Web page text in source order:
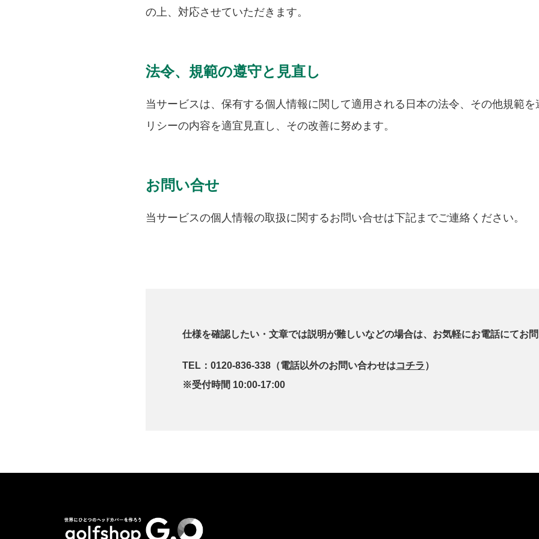
の上、対応させていただきます。
法令、規範の遵守と見直し
当サービスは、保有する個人情報に関して適用される日本の法令、その他規範
リシーの内容を適宜見直し、その改善に努めます。
お問い合せ
当サービスの個人情報の取扱に関するお問い合せは下記までご連絡ください。
仕様を確認したい・文章では説明が難しいなどの場合は、お気軽にお電話にてお問
TEL： 0120-836-338 （電話以外のお問い合わせはコチラ ）
※受付時間 10:00-17:00